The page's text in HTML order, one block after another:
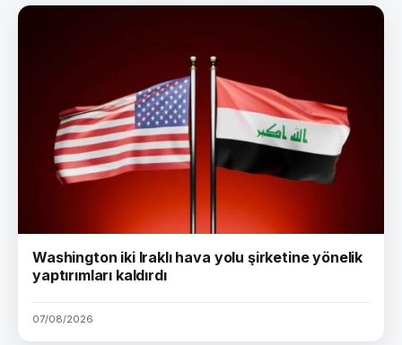
Washington iki Iraklı hava yolu şirketine yönelik
yaptırımları kaldırdı
07/08/2026